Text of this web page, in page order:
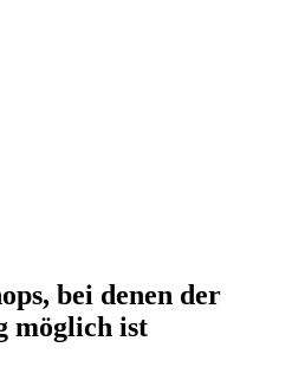
bei denen der
möglich ist